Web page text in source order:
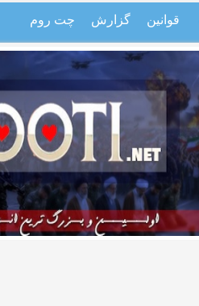
قوانین گزارش چت روم